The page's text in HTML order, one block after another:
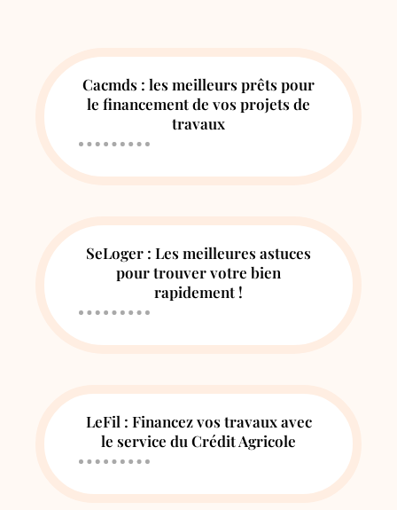
Cacmds : les meilleurs prêts pour
le financement de vos projets de
travaux
SeLoger : Les meilleures astuces
pour trouver votre bien
rapidement !
LeFil : Financez vos travaux avec
le service du Crédit Agricole